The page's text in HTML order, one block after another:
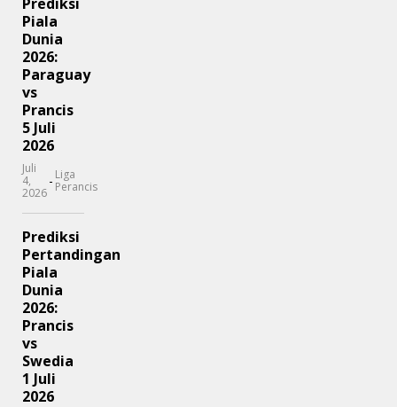
Piala
Dunia
2026:
Paraguay
vs
Prancis
5 Juli
2026
Juli
4,
2026
- Liga
Perancis
Prediksi
Pertandingan
Piala
Dunia
2026:
Prancis
vs
Swedia
1 Juli
2026